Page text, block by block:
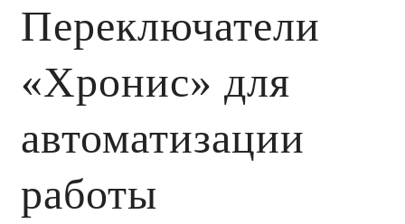
Переключатели
«Хронис» для
автоматизации
работы